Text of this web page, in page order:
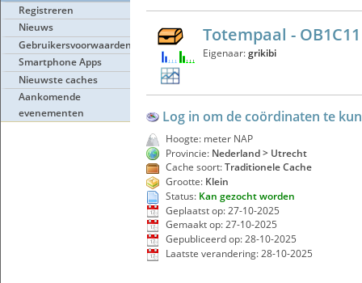
Registreren
Nieuws
Gebruikersvoorwaarden
Smartphone Apps
Nieuwste caches
Aankomende
evenementen
Totempaal - OB1C11
Eigenaar:grikibi
Log in om de coördinaten te
Hoogte: meter NAP
Provincie: Nederland > Utrecht
Cache soort:Traditionele Cache
Grootte: Klein
Status: Kan gezocht worden
Geplaatst op: 27-10-2025
Gemaakt op: 27-10-2025
Gepubliceerd op: 28-10-2025
Laatste verandering: 28-10-2025